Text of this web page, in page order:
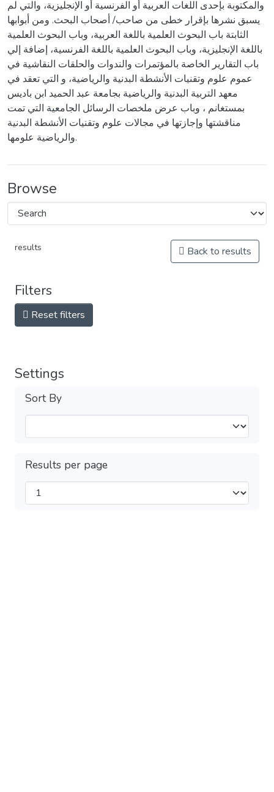
والمكتوبة بإحدى اللغات العربية أو الفرنسية أو الإنجليزية، والتي لم
يسبق نشرها بإقرار خطى من صاحب/ أصحاب البحث. ومن أبوابها
الثابتة باب البحوث العلمية باللغة العربية، وباب البحوث العلمية
باللغة الإنجليزية، وباب البحوث العلمية باللغة الفرنسية، إضافة إلي
باب التقارير الخاصة بالمؤتمرات والندوات والحلقات النقاشية في
عموم علوم وتقنيات الأنشطة البدنية والرياضية، و التي تعقد في
معهد التربية البدنية والرياضية بجامعة عبد الحميد ابن باديس
بمستغانم ، وباب عرض ملخصات الرسائل الجامعية التي تمت
مناقشتها وإجازتها في مجالات علوم وتقنيات الأنشطة البدنية
والرياضية علومها.
Browse
results Back to results
Filters
Reset filters
Settings
Sort By
Results per page